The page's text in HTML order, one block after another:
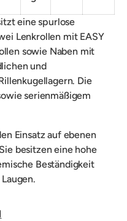
eine spurlose
Lenkrollen mit EASY
sowie Naben mit
und
Die
serienmäßigem
Einsatz auf ebenen
besitzen eine hohe
Beständigkeit